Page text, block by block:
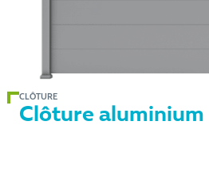
CLÔTURE
Clôture aluminium